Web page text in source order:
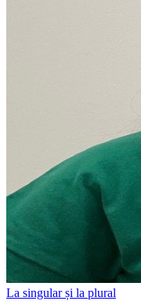
La singular și la plural